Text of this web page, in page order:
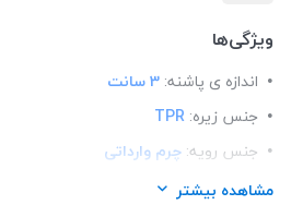
ویژگی‌ها
اندازه ی پاشنه: 3 سانت
جنس زیره: TPR
جنس رویه: چرم وارداتی
قالب: استاندارد
مشاهده بیشتر